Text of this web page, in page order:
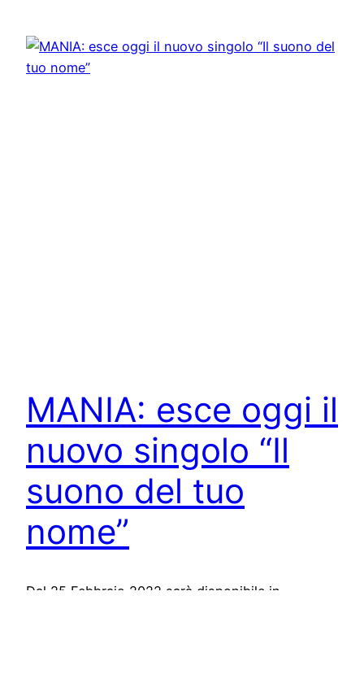
MANIA: esce oggi il
nuovo singolo “Il
suono del tuo
nome”
Dal 25 Febbraio 2022 sarà disponibile in